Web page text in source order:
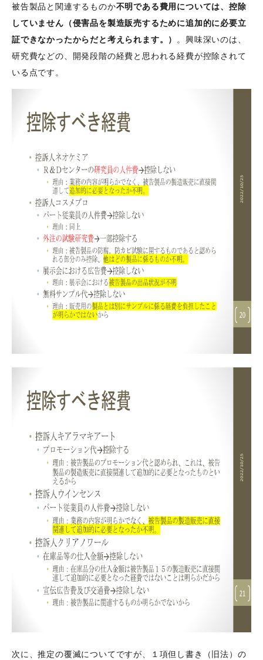
被告製品と関連するものか不明である費用については、控除
していません（侵害品を製造販売するために追加的に必要立
証できなかったからだと考えられます。） 。興味深いのは、
研究費などの、開発段階の経費と思われる経費が控除されて
いる点です。
次に、推定の覆滅についてですが、１項但し書き（旧法）の